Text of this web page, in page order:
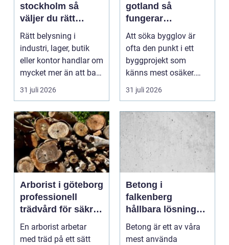
stockholm så
väljer du rätt
partner för
professionell
ljussättning
Rätt belysning i
industri, lager, butik
eller kontor handlar om
mycket mer än att bara
få det ljust....
31 juli 2026
gotland så
fungerar
processen från idé
till godkänt beslut
Att söka bygglov är
ofta den punkt i ett
byggprojekt som
känns mest osäker.
Frågorna hopar sig:
vilk...
31 juli 2026
Arborist i göteborg
professionell
trädvård för säkra
och friska träd
En arborist arbetar
med träd på ett sätt
Betong i
falkenberg
hållbara lösningar
för grund, golv
och utemiljö
Betong är ett av våra
mest använda